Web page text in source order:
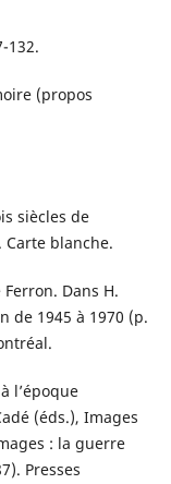
132.
(propos
siècles de
blanche.
Dans H.
de 1945 à 1970 (p.
l’époque
(éds.), Images
: la guerre
Presses